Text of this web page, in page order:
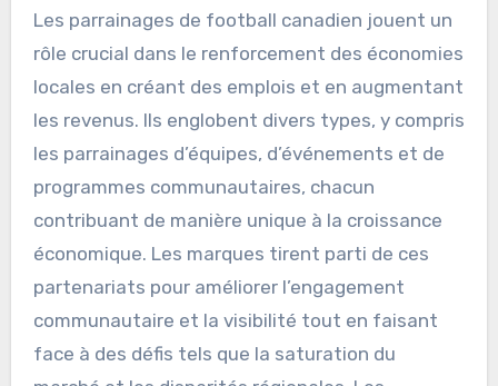
Les parrainages de football canadien jouent un
rôle crucial dans le renforcement des économies
locales en créant des emplois et en augmentant
les revenus. Ils englobent divers types, y compris
les parrainages d’équipes, d’événements et de
programmes communautaires, chacun
contribuant de manière unique à la croissance
économique. Les marques tirent parti de ces
partenariats pour améliorer l’engagement
communautaire et la visibilité tout en faisant
face à des défis tels que la saturation du